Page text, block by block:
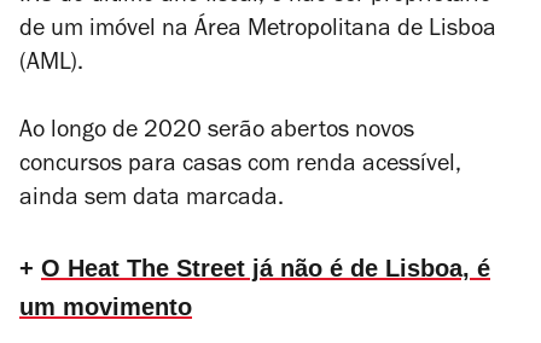
de um imóvel na Área Metropolitana de Lisboa
(AML).
Ao longo de 2020 serão abertos novos
concursos para casas com renda acessível,
ainda sem data marcada.
+ O Heat The Street já não é de Lisboa, é
um movimento